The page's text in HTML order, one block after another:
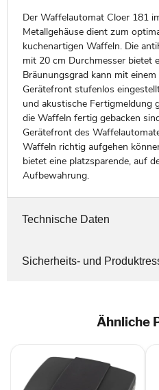
Der Waffelautomat Cloer 181
Metallgehäuse dient zum
kuchenartigen Waffeln. Die
mit 20 cm Durchmesser bietet
Bräunungsgrad kann mit
Gerätefront stufenlos
und akustische Fertigmeldung
die Waffeln fertig gebacken
Gerätefront des
Waffeln richtig aufgehen
bietet eine platzsparende, auf
Aufbewahrung.
Technische Daten
Sicherheits- und
Ähnliche